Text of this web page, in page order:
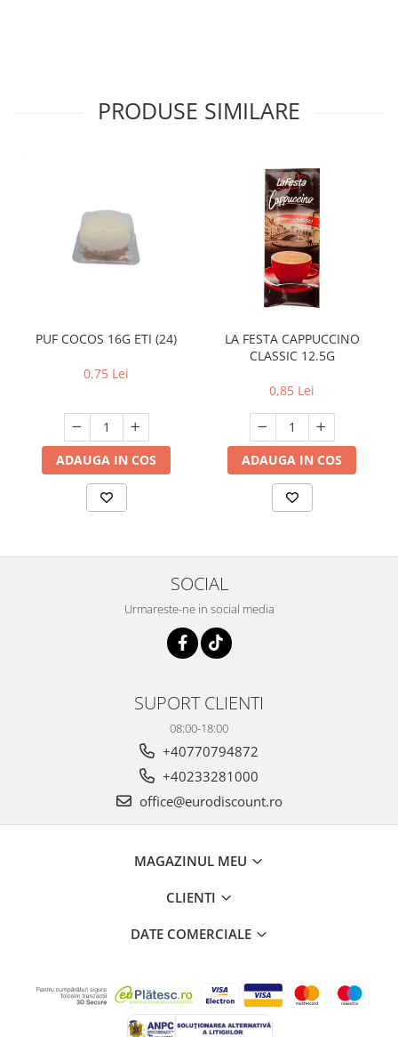
PRODUSE SIMILARE
PUF COCOS 16G ETI (24)
0,75 Lei
ADAUGA IN COS
LA FESTA CAPPUCCINO
CLASSIC 12.5G
0,85 Lei
ADAUGA IN COS
SOCIAL
Urmareste-ne in social media
SUPORT CLIENTI
08:00-18:00
+40770794872
+40233281000
office@eurodiscount.ro
MAGAZINUL MEU
CLIENTI
DATE COMERCIALE